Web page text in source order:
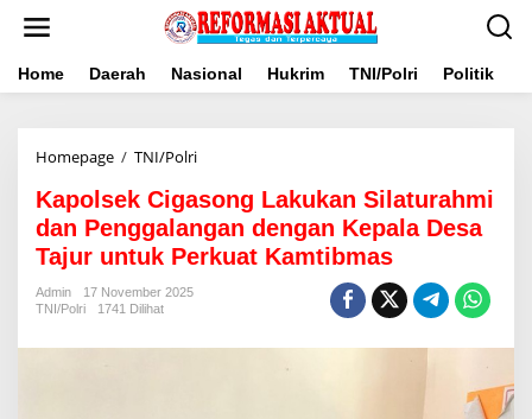
Home Daerah Nasional Hukrim TNI/Polri Politik
Homepage / TNI/PolriKapolsek
Lakukan
Silaturahmi
dan
Penggalangan
Tajur
Kapolsek Cigasong Lakukan Silaturahmi
dan Penggalangan dengan Kepala Desa
Tajur untuk Perkuat Kamtibmas
Admin
17 November 2025
TNI/Polri
1741 Dilihat